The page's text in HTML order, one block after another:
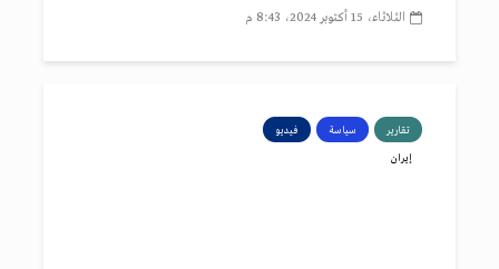
الثلاثاء، 15 أكتوبر 2024، 8:43 م
تقارير سياسة فيديو
إيران